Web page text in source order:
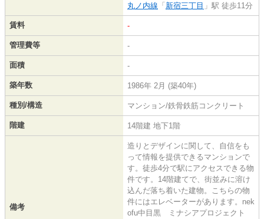
丸ノ内線 「 新宿三丁目 」駅 徒歩11分
賃料 -
管理費等 -
面積 -
築年数 1986年 2月 (築40年)
種別/構造 マンション/鉄骨鉄筋コンクリート
階建 14階建 地下1階
備考
造りとデザインに関して、自信をも
って情報を提供できるマンションで
す。徒歩4分で駅にアクセスできる物
件です。14階建てで、街並みに溶け
込んだ落ち着いた建物。こちらの物
件にはエレベーターがあります。nek
ofu中目黒 ミナシアプロジェクト